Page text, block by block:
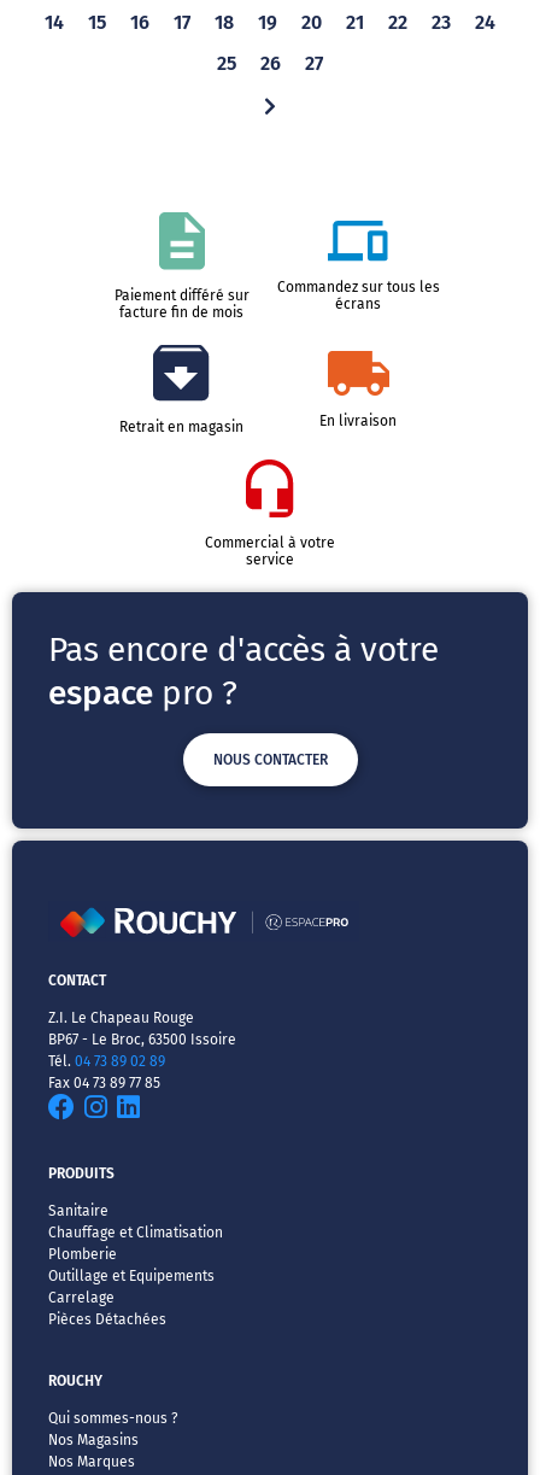
14
15 16 17 18 19 20 21 22 23
24
25
26 27
Paiement différé sur
facture fin de mois
Commandez sur tous les
écrans
Retrait en magasin En livraison
Commercial à votre
service
Pas encore d'accès à votre
espace pro ?
NOUS CONTACTER
CONTACT
Z.I. Le Chapeau Rouge
BP67 - Le Broc, 63500 Issoire
Tél. 04 73 89 02 89
Fax 04 73 89 77 85
PRODUITS
Sanitaire
Chauffage et Climatisation
Plomberie
Outillage et Equipements
Carrelage
Pièces Détachées
ROUCHY
Qui sommes-nous ?
Nos Magasins
Nos Marques